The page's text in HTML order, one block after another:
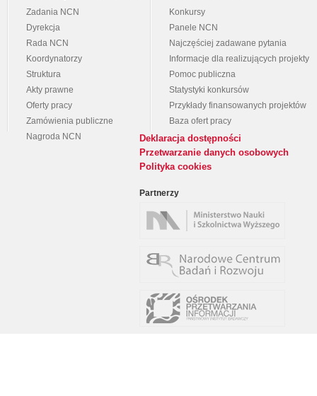
Zadania NCN
Dyrekcja
Rada NCN
Koordynatorzy
Struktura
Akty prawne
Oferty pracy
Zamówienia publiczne
Nagroda NCN
Konkursy
Panele NCN
Najczęściej zadawane pytania
Informacje dla realizujących projekty
Pomoc publiczna
Statystyki konkursów
Przykłady finansowanych projektów
Baza ofert pracy
Deklaracja dostępności
Przetwarzanie danych osobowych
Polityka cookies
Partnerzy